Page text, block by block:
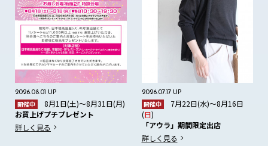
2026.08.01 UP
開催中
8月1日(土)～8月31日(月)
お買上げプチプレゼント
詳しく見る
2026.07.17 UP
開催中
7月22日(水)～8月16日
(日)
「アウラ」期間限定出店
詳しく見る